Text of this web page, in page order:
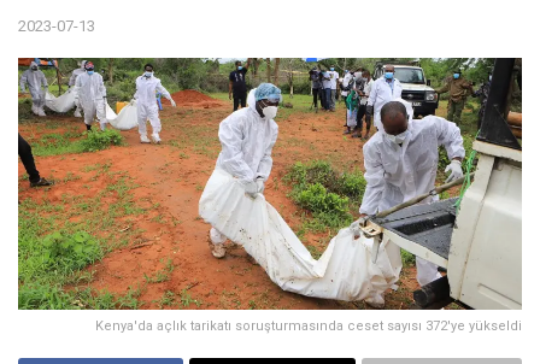
2023-07-13
Kenya'da açlık tarikatı soruşturmasında ceset sayısı 372'ye yükseldi